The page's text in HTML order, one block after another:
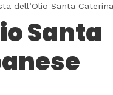
dell’Olio Santa
Santa